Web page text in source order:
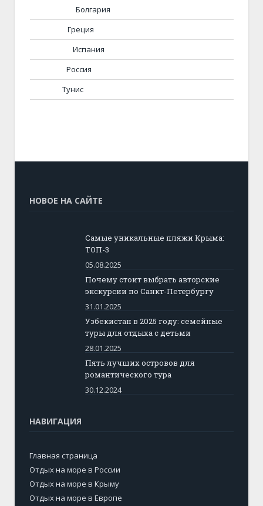
Болгария
Греция
Испания
Россия
Тунис
НОВОЕ НА САЙТЕ
Самые уникальные пляжи Крыма:
ТОП-3
05.08.2025
Почему стоит выбрать авторские
экскурсии по Санкт-Петербургу
31.01.2025
Узбекистан в 2025 году: семейные
туры для отдыха с детьми
28.01.2025
Пять лучших островов для
романтического тура
30.12.2024
НАВИГАЦИЯ
Главная страница
Отдых на море в России
Отдых на море в Крыму
Отдых на море в Европе